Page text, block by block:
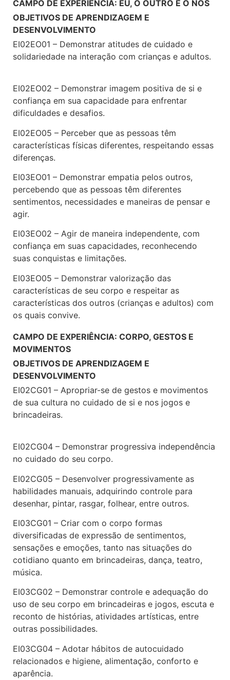
CAMPO DE EXPERIÊNCIA: EU, O OUTRO E O NÓS
OBJETIVOS DE APRENDIZAGEM E
DESENVOLVIMENTO
EI02EO01 – Demonstrar atitudes de cuidado e
solidariedade na interação com crianças e adultos.
EI02EO02 – Demonstrar imagem positiva de si e
confiança em sua capacidade para enfrentar
dificuldades e desafios.
EI02EO05 – Perceber que as pessoas têm
características físicas diferentes, respeitando essas
diferenças.
EI03EO01 – Demonstrar empatia pelos outros,
percebendo que as pessoas têm diferentes
sentimentos, necessidades e maneiras de pensar e
agir.
EI03EO02 – Agir de maneira independente, com
confiança em suas capacidades, reconhecendo
suas conquistas e limitações.
EI03EO05 – Demonstrar valorização das
características de seu corpo e respeitar as
características dos outros (crianças e adultos) com
os quais convive.
CAMPO DE EXPERIÊNCIA: CORPO, GESTOS E
MOVIMENTOS
OBJETIVOS DE APRENDIZAGEM E
DESENVOLVIMENTO
EI02CG01 – Apropriar-se de gestos e movimentos
de sua cultura no cuidado de si e nos jogos e
brincadeiras.
EI02CG04 – Demonstrar progressiva independência
no cuidado do seu corpo.
EI02CG05 – Desenvolver progressivamente as
habilidades manuais, adquirindo controle para
desenhar, pintar, rasgar, folhear, entre outros.
EI03CG01 – Criar com o corpo formas
diversificadas de expressão de sentimentos,
sensações e emoções, tanto nas situações do
cotidiano quanto em brincadeiras, dança, teatro,
música.
EI03CG02 – Demonstrar controle e adequação do
uso de seu corpo em brincadeiras e jogos, escuta e
reconto de histórias, atividades artísticas, entre
outras possibilidades.
EI03CG04 – Adotar hábitos de autocuidado
relacionados e higiene, alimentação, conforto e
aparência.